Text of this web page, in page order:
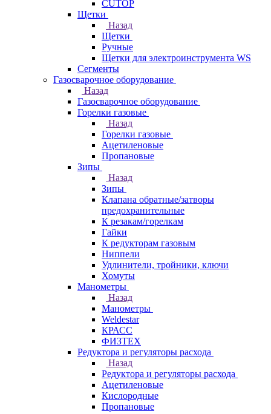
CUTOP
Щетки
Назад
Щетки
Ручные
Щетки для электроинструмента WS
Сегменты
Газосварочное оборудование
Назад
Газосварочное оборудование
Горелки газовые
Назад
Горелки газовые
Ацетиленовые
Пропановые
Зипы
Назад
Зипы
Клапана обратные/затворы
предохранительные
К резакам/горелкам
Гайки
К редукторам газовым
Ниппели
Удлинители, тройники, ключи
Хомуты
Манометры
Назад
Манометры
Weldestar
КРАСС
ФИЗТЕХ
Редуктора и регуляторы расхода
Назад
Редуктора и регуляторы расхода
Ацетиленовые
Кислородные
Пропановые